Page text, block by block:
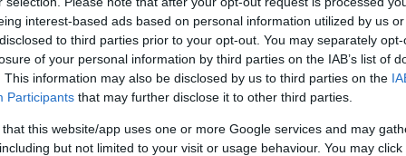
interest-based ads based on personal information utilized by us
to third parties prior to your opt-out. You may separately
of your personal information by third parties on the IAB’s list of
This information may also be disclosed by us to third parties on the
Participants that may further disclose it to other third parties.
that this website/app uses one or more Google services and may
but not limited to your visit or usage behaviour. You may
egyetlen nagy, tömeges akciót
környékén szerveződő eseményt!